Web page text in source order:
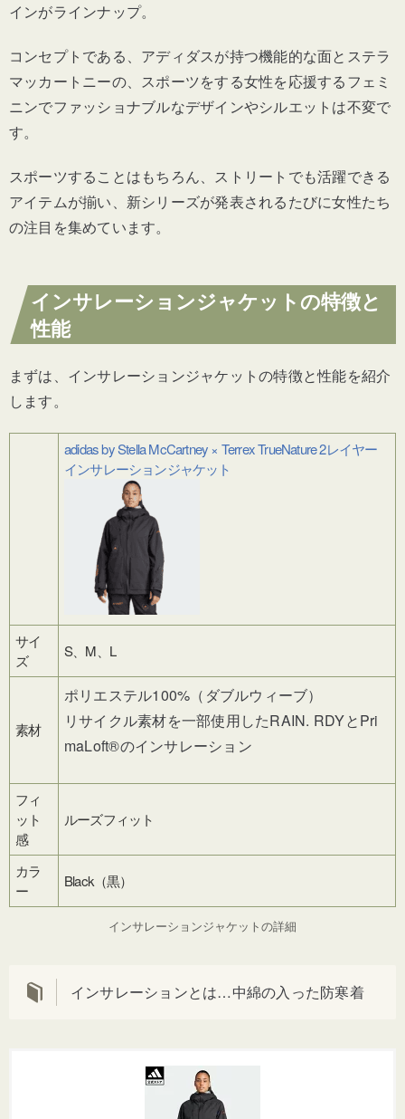
インがラインナップ。
コンセプトである、アディダスが持つ機能的な面とステラ
マッカートニーの、スポーツをする女性を応援するフェミ
ニンでファッショナブルなデザインやシルエットは不変で
す。
スポーツすることはもちろん、ストリートでも活躍できる
アイテムが揃い、新シリーズが発表されるたびに女性たち
の注目を集めています。
インサレーションジャケットの特徴と
性能
まずは、インサレーションジャケットの特徴と性能を紹介
します。
adidas by Stella McCartney × Terrex TrueNature 2レイヤー
インサレーションジャケット
サイ
ズ
S、M、L
素材
ポリエステル100%（ダブルウィーブ）
リサイクル素材を一部使用したRAIN. RDYとPri
maLoft®のインサレーション
フィ
ット
感
ルーズフィット
カラ
ー
Black（黒）
インサレーションジャケットの詳細
インサレーションとは…中綿の入った防寒着